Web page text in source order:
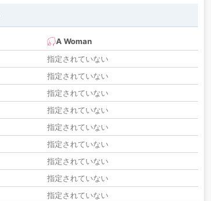
A Woman
指定されていない
指定されていない
指定されていない
指定されていない
指定されていない
指定されていない
指定されていない
指定されていない
指定されていない